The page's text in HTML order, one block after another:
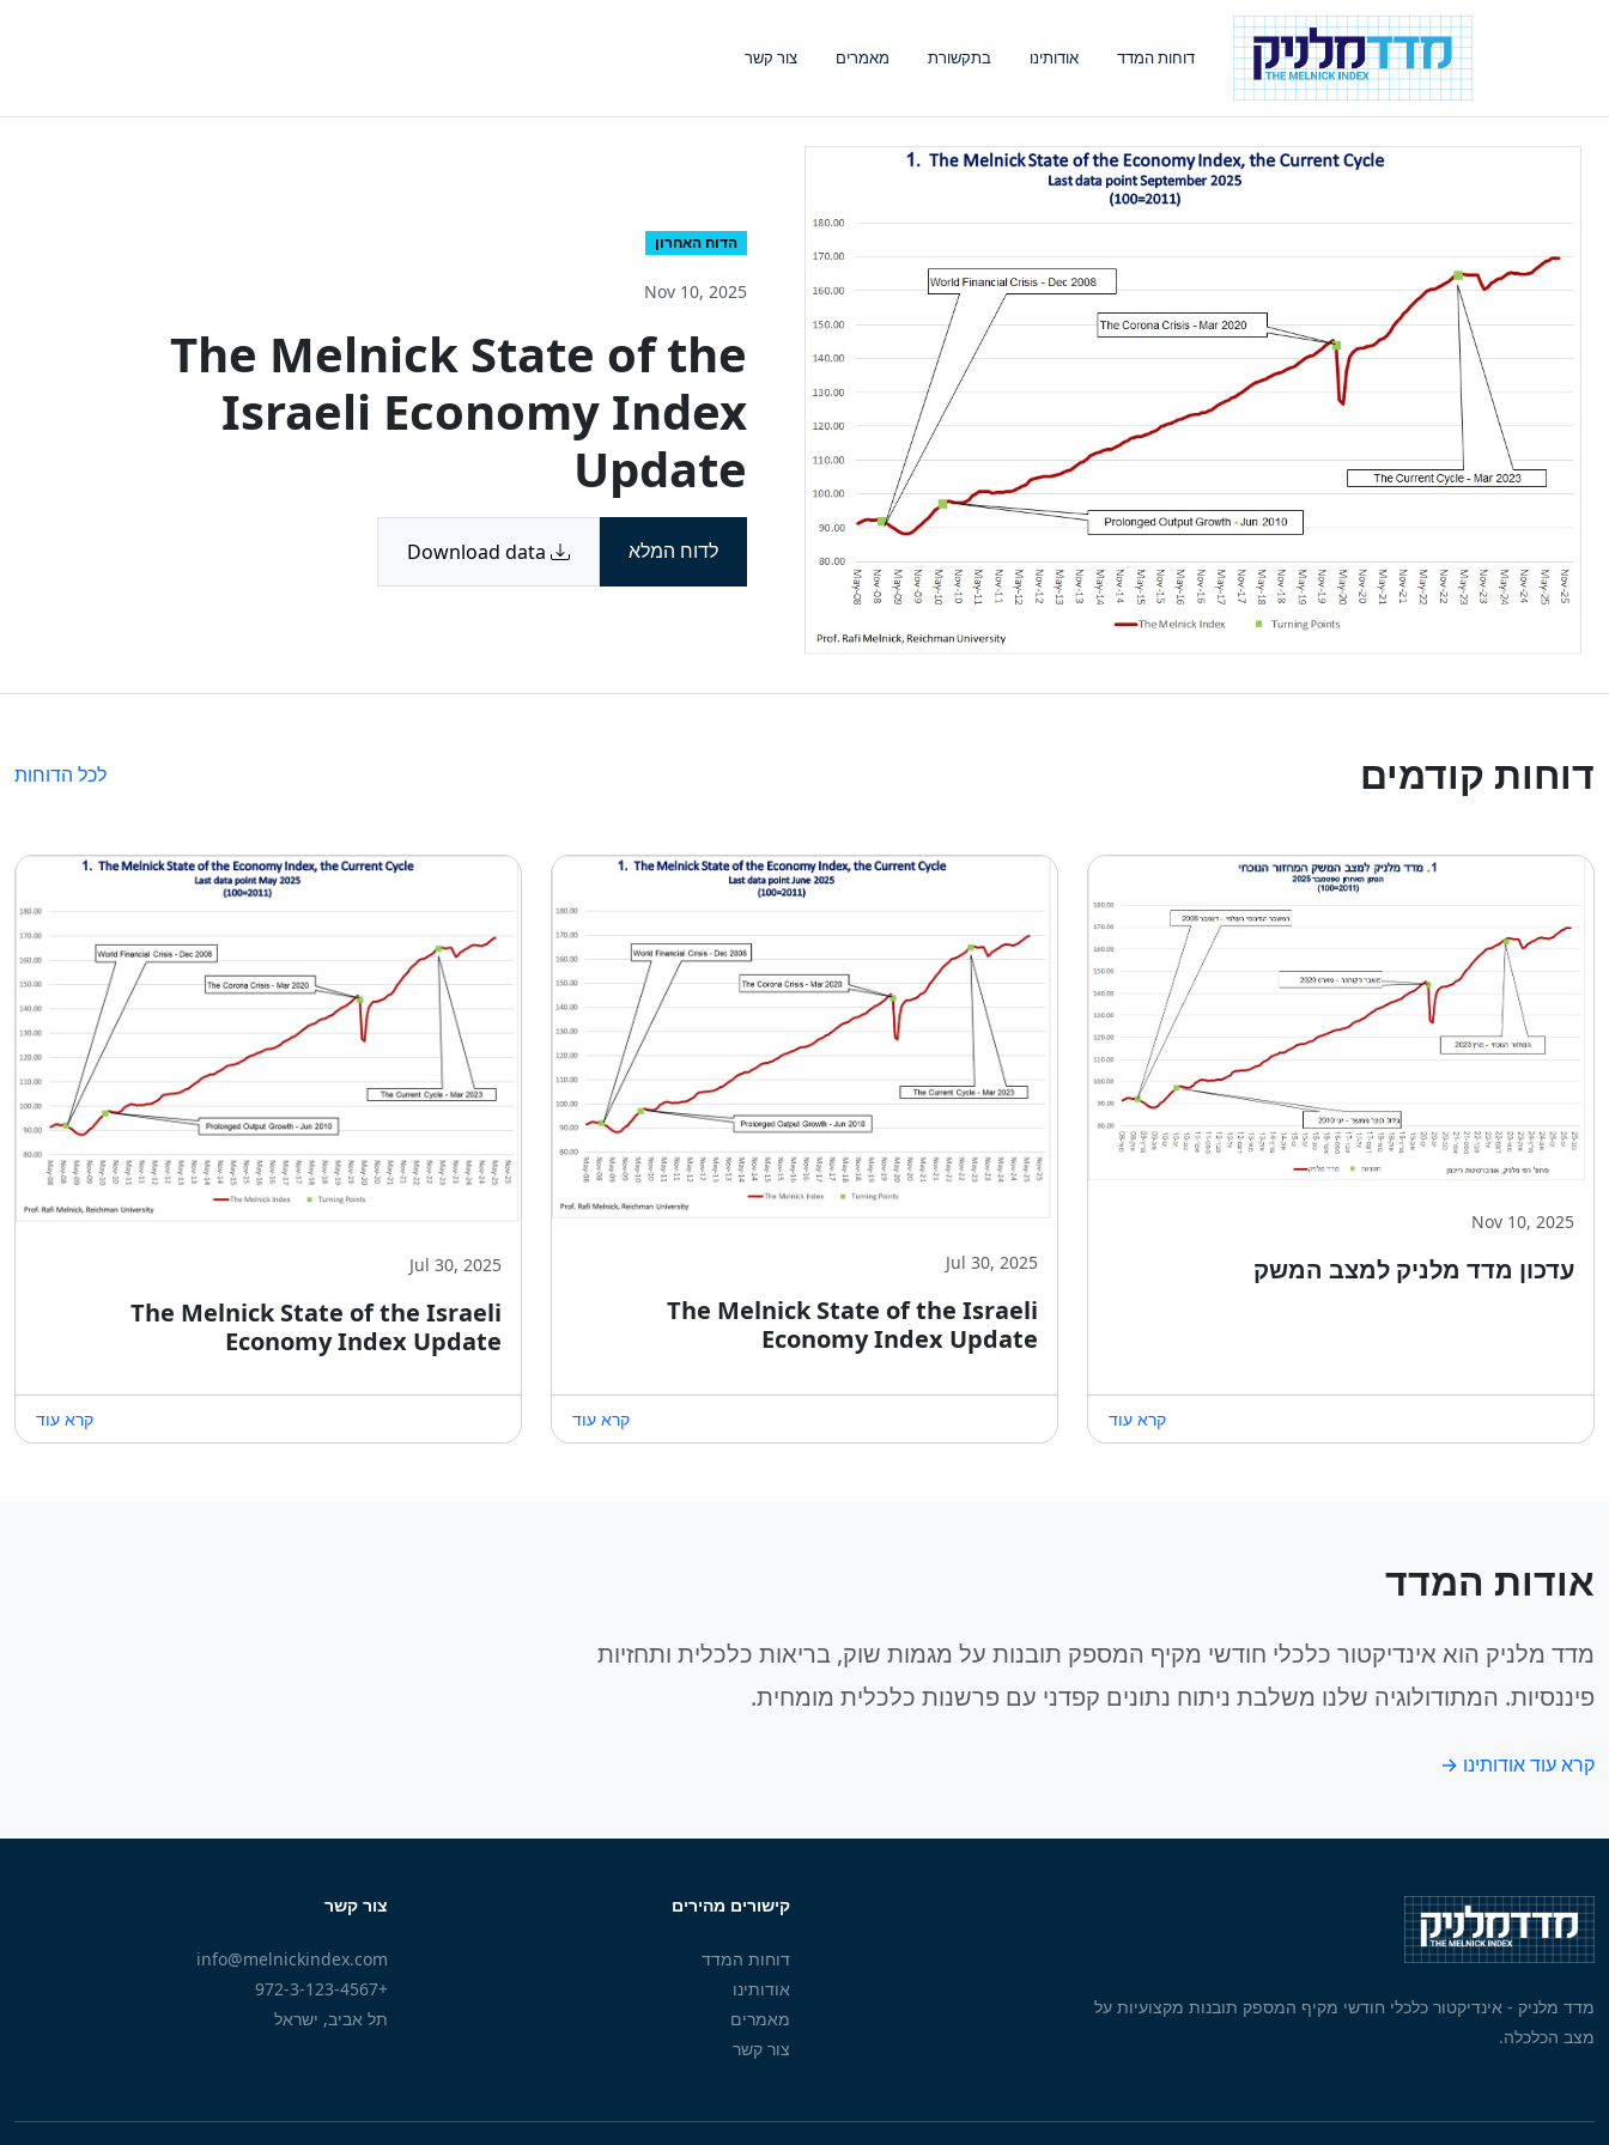
דוחות המדד אודותינו בתקשורת מאמרים צור קשר
הדוח האחרון
Nov 10, 2025
The Melnick State of the
Israeli Economy Index
Update
לדוח המלא
דוחות קודמים לכל הדוחות
Nov 10, 2025
עדכון מדד מלניק למצב המשק
קרא עוד
Jul 30, 2025
The Melnick State of the Israeli
Economy Index Update
קרא עוד
Jul 30, 2025
The Melnick State of the Israeli
Economy Index Update
קרא עוד
אודות המדד
מדד מלניק הוא אינדיקטור כלכלי חודשי מקיף המספק תובנות על מגמות שוק, בריאות כלכלית ותחזיות
פיננסיות. המתודולוגיה שלנו משלבת ניתוח נתונים קפדני עם פרשנות כלכלית מומחית.
קרא עוד אודותינו →
מדד מלניק - אינדיקטור כלכלי חודשי מקיף המספק תובנות מקצועיות על
מצב הכלכלה.
קישורים מהירים
דוחות המדד
אודותינו
מאמרים
צור קשר
צור קשר
info@melnickindex.com
+972-3-123-4567
תל אביב, ישראל